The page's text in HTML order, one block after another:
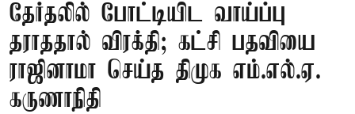
தேர்தலில் போட்டியிட வாய்ப்பு
தராததால் விரக்தி; கட்சி பதவியை
ராஜினாமா செய்த திமுக எம்.எல்.ஏ.
கருணாநிதி